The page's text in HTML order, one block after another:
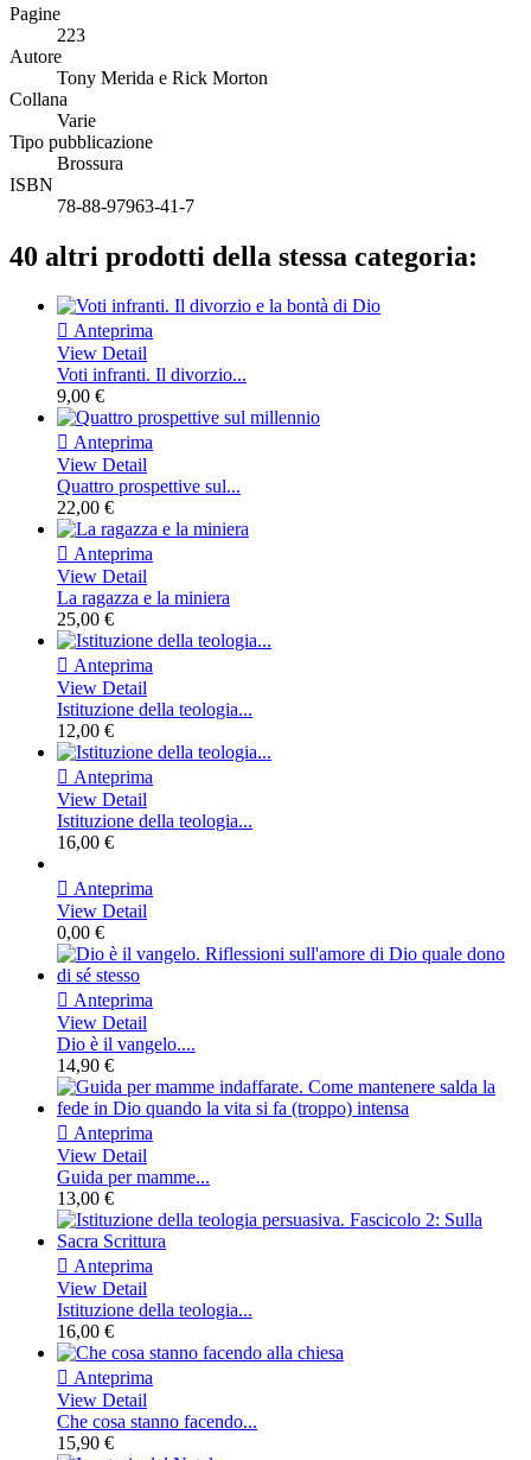
Pagine
223
Autore
Tony Merida e Rick Morton
Collana
Varie
Tipo pubblicazione
Brossura
ISBN
78-88-97963-41-7
40 altri prodotti della stessa categoria:
 Anteprima
View Detail
Voti infranti. Il divorzio...
9,00 €
 Anteprima
View Detail
Quattro prospettive sul...
22,00 €
 Anteprima
View Detail
La ragazza e la miniera
25,00 €
 Anteprima
View Detail
Istituzione della teologia...
12,00 €
 Anteprima
View Detail
Istituzione della teologia...
16,00 €
 Anteprima
View Detail
0,00 €
 Anteprima
View Detail
Dio è il vangelo....
14,90 €
 Anteprima
View Detail
Guida per mamme...
13,00 €
 Anteprima
View Detail
Istituzione della teologia...
16,00 €
 Anteprima
View Detail
Che cosa stanno facendo...
15,90 €